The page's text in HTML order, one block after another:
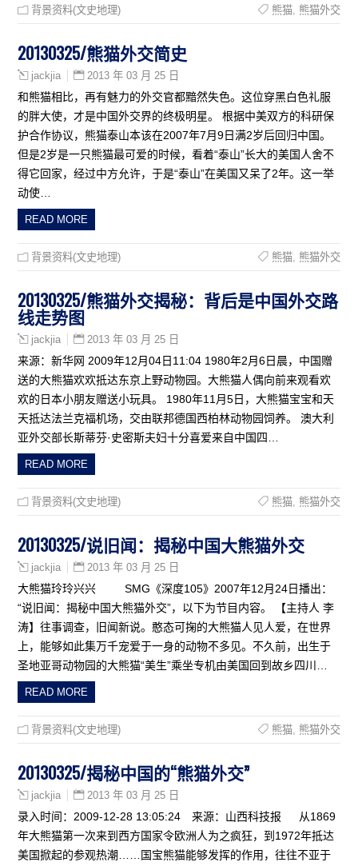
背景资料(文史地理) 熊猫, 熊猫外交
20130325/熊猫外交简史
jackjia 2013 年 03 月 25 日
和熊猫相比，再有魅力的外交官都黯然失色。这位穿黑白色礼服
的胖大使，才是中国外交界的终极明星。 根据中美双方的科研保
护合作协议，熊猫泰山本该在2007年7月9日满2岁后回归中国。
但是2岁是一只熊猫最可爱的时候，看着“泰山”长大的美国人舍不
得它回家，经过中方允许，于是“泰山”在美国又呆了2年。这一举
动使…
READ MORE
背景资料(文史地理) 熊猫, 熊猫外交
20130325/熊猫外交揭秘：背后是中国外交路
线走势图
jackjia 2013 年 03 月 25 日
来源：新华网 2009年12月04日11:04 1980年2月6日晨，中国赠
送的大熊猫欢欢抵达东京上野动物园。大熊猫人偶向前来观看欢
欢的日本小朋友赠送小玩具。 1980年11月5日，大熊猫宝宝和天
天抵达法兰克福机场，交由联邦德国西柏林动物园饲养。 澳大利
亚外交部长斯蒂芬·史密斯夫妇十分喜爱来自中国四…
READ MORE
背景资料(文史地理) 熊猫, 熊猫外交
20130325/说旧闻：揭秘中国大熊猫外交
jackjia 2013 年 03 月 25 日
大熊猫玲玲兴兴 SMG《深度105》2007年12月24日播出：
“说旧闻：揭秘中国大熊猫外交”，以下为节目内容。 【主持人 李
涛】往事调查，旧闻新说。憨态可掬的大熊猫人见人爱，在世界
上，能够如此集万千宠爱于一身的动物不多见。不久前，出生于
圣地亚哥动物园的大熊猫“美生”乘坐专机由美国回到故乡四川…
READ MORE
背景资料(文史地理) 熊猫, 熊猫外交
20130325/揭秘中国的“熊猫外交”
jackjia 2013 年 03 月 25 日
录入时间：2009-12-28 13:05:24 来源：山西科技报 从1869
年大熊猫第一次来到西方国家令欧洲人为之疯狂，到1972年抵达
美国掀起的参观热潮……国宝熊猫能够发挥的作用，往往不亚于